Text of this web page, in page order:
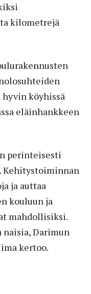
kilometrejä
köyhissä
eläinhankkeen
perinteisesti
ja auttaa
kouluun ja
mahdollisiksi.
naisia, Darimun
kertoo.